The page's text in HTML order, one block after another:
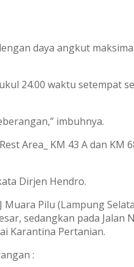
daya angkut
24.00 waktu setempat
imbuhnya.
Area_ KM 43 A dan KM
Dirjen Hendro.
Pilu (Lampung
sedangkan pada Jalan
Karantina Pertanian.
: